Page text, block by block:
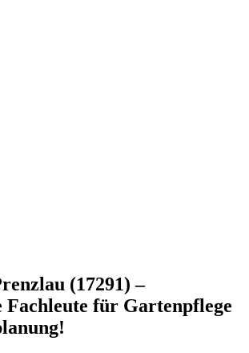
(17291) –
Fachleute für Gartenpflege